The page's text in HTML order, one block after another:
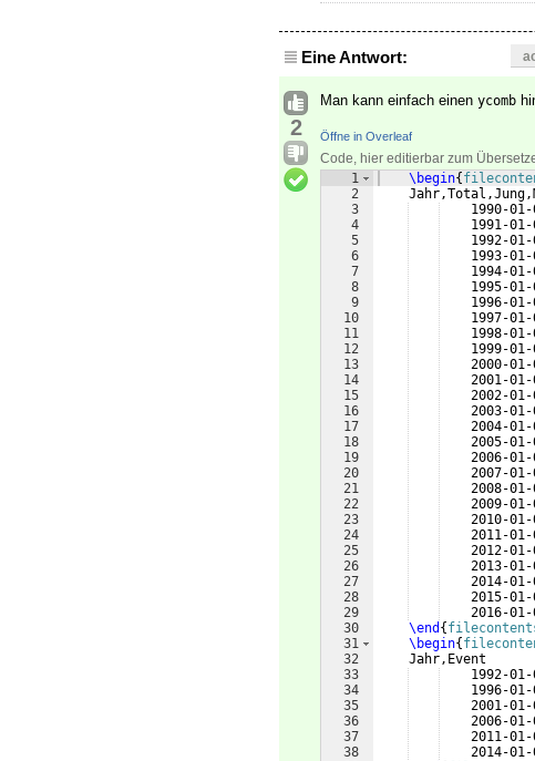
Eine Antwort:
2
Man kann einfach einen ycomb
Öffne in Overleaf
Code, hier editierbar zum
1
2
3
4
5
6
7
8
9
10
11
12
13
14
15
16
17
18
19
20
21
22
23
24
25
26
27
28
29
30
31
32
33
34
35
36
37
38
\begin{
1990-
1991-
1992-
1993-
1994-
1995-
1996-
1997-
1998-
1999-
2000-
2001-
2002-
2003-
2004-
2005-
2006-
2007-
2008-
2009-
2010-
2011-
2012-
2013-
2014-
2015-
2016-
\end {
\begin{
    Jahr,Event
1992-
1996-
2001-
2006-
2011-
2014-